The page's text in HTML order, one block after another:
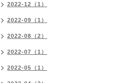
2022-12（1）
2022-09（1）
2022-08（2）
2022-07（1）
2022-05（1）